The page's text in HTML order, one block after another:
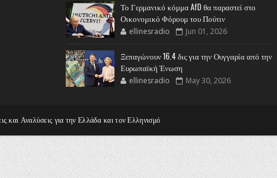
Το Γερμανικό κόμμα AfD θα παραστεί στο
Οικονομικό Φόρουμ του Πούτιν
ellinesradio Jun 01, 2026
Ξεπαγώνουν 16.4 δις για την Ουγγαρία από την
Ευρωπαϊκή Ένωση
ellinesradio May 30, 2026
και Αναλύσεις για την Ελλάδα και τον Ελληνισμό